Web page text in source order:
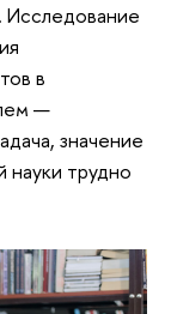
Исследование
в
—
значение
науки трудно